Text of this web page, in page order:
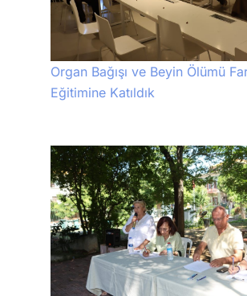
Organ Bağışı ve Beyin Ölümü
Eğitimine Katıldık